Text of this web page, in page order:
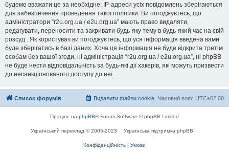
будемо вважати це за необхідне. IP-адреси усіх повідомлень зберігаються
для забезпечення проведення такої політики. Ви погоджуєтесь, що
адміністратори “r2u.org.ua / e2u.org.ua” мають право видаляти,
редагувати, переносити та закривати будь-яку тему в будь-який час на свій
розсуд . Як користувач ви погоджуєтесь, що уся інформація введена вами
буде зберігатись в базі даних. Хоча ця інформація не буде відкрита третім
особам без вашої згоди, ні адміністрація “r2u.org.ua / e2u.org.ua”, ні phpBB
не буде нести відповідальність за будь-які дії хакерів, які можуть призвести
до несанкціонованого доступу до неї.
Список форумів Часовий пояс UTC+02:00
Видалити файли cookie
Працює на phpBB® Forum Software © phpBB Limited
Український переклад © 2005-2023 Українська підтримка phpBB
Конфіденційність | Умови